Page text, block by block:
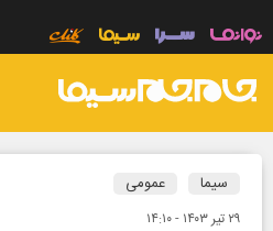
سیما عمومی
۲۹ تير ۱۴۰۳ - ۱۴:۱۰